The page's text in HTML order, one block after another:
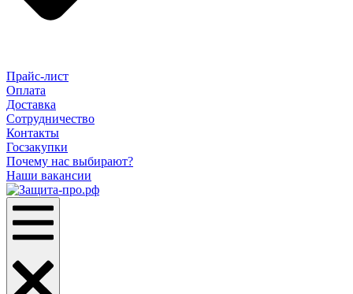
Прайс-лист
Оплата
Доставка
Сотрудничество
Контакты
Госзакупки
Почему нас выбирают?
Наши вакансии